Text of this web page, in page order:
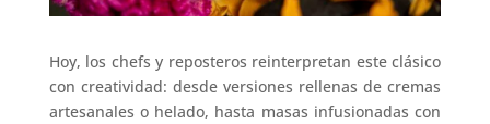
Hoy, los chefs y reposteros reinterpretan este clásico
con creatividad: desde versiones rellenas de cremas
artesanales o helado, hasta masas infusionadas con